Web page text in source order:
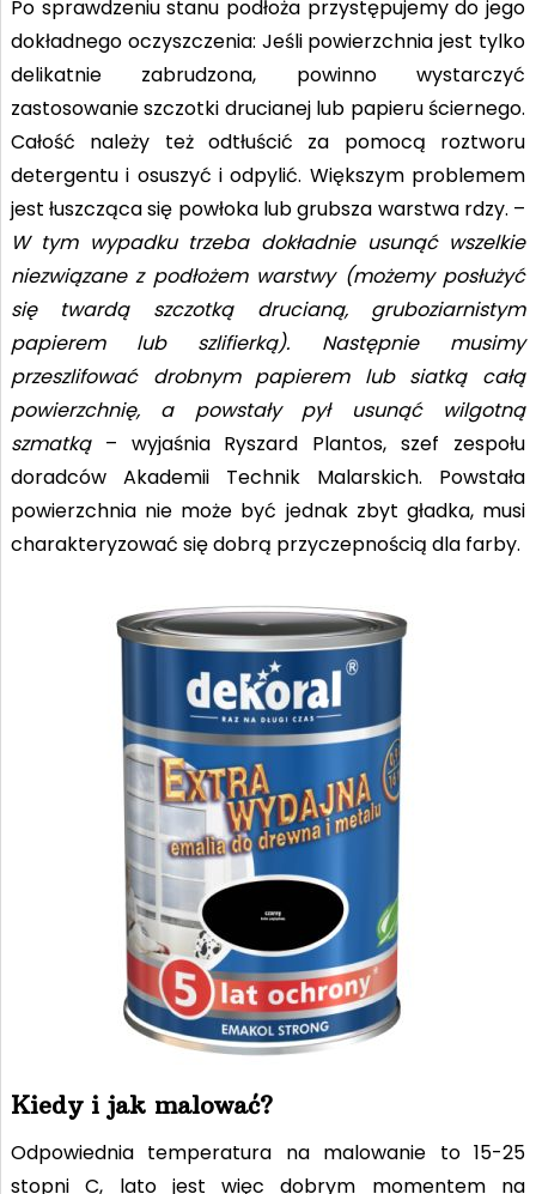
Po sprawdzeniu stanu podłoża przystępujemy do jego
dokładnego oczyszczenia: Jeśli powierzchnia jest tylko
delikatnie zabrudzona, powinno wystarczyć
zastosowanie szczotki drucianej lub papieru ściernego.
Całość należy też odtłuścić za pomocą roztworu
detergentu i osuszyć i odpylić. Większym problemem
jest łuszcząca się powłoka lub grubsza warstwa rdzy. –
W tym wypadku trzeba dokładnie usunąć wszelkie
niezwiązane z podłożem warstwy (możemy posłużyć
się twardą szczotką drucianą, gruboziarnistym
papierem lub szlifierką). Następnie musimy
przeszlifować drobnym papierem lub siatką całą
powierzchnię, a powstały pył usunąć wilgotną
szmatką– wyjaśnia Ryszard Plantos, szef zespołu
doradców Akademii Technik Malarskich. Powstała
powierzchnia nie może być jednak zbyt gładka, musi
charakteryzować się dobrą przyczepnością dla farby.
Kiedy i jak malować?
Odpowiednia temperatura na malowanie to 15-25
stopni C, lato jest więc dobrym momentem na